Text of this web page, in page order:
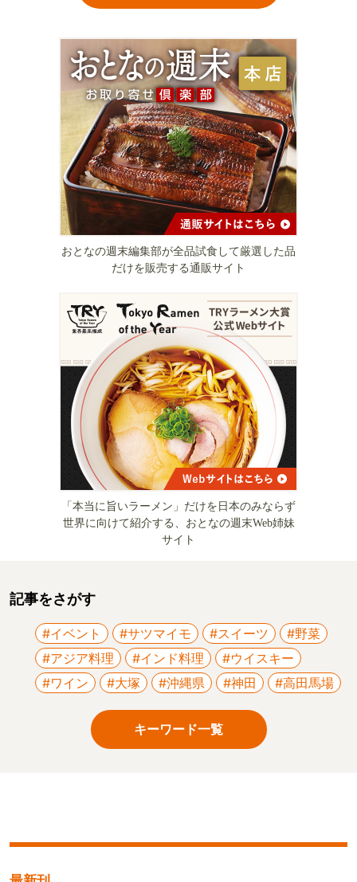
おとなの週末編集部が全品試食して厳選した品
だけを販売する通販サイト
「本当に旨いラーメン」だけを日本のみならず
世界に向けて紹介する、おとなの週末Web姉妹
サイト
記事をさがす
#イベント #サツマイモ #スイーツ
#野菜
#アジア料理
#インド料理
#ウイスキー
#ワイン
#大塚 #沖縄県 #神田 #高田馬場
キーワード一覧